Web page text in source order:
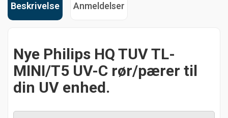
Beskrivelse Anmeldelser
Nye Philips HQ TUV TL-
MINI/T5 UV-C rør/pærer til
din UV enhed.